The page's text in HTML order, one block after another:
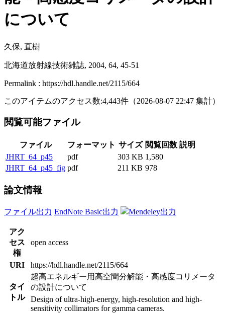
について
久保, 直樹
北海道放射線技術雑誌, 2004, 64, 45-51
Permalink : https://hdl.handle.net/2115/664
このアイテムのアクセス数:4,443件 （2026-08-07 22:47 集計）
閲覧可能ファイル
ファイル フォーマット サイズ 閲覧回数 説明
JHRT_64_p45
pdf 303 KB 1,580
JHRT_64_p45_fig pdf 211 KB 978
論文情報
ファイル出力 EndNote Basic出力 Mendeley出力
アク
セス
権
open access
URI https://hdl.handle.net/2115/664
タイ
トル
超高エネルギー用高空間分解能・高感度コリメータ
の設計について
Design of ultra-high-energy, high-resolution and high-
sensitivity collimators for gamma cameras.